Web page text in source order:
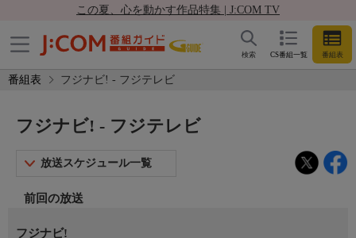
この夏、心を動かす作品特集 | J:COM TV
CS番組一覧 番組表
検索
番組表 フジナビ! - フジテレビ
フジナビ! - フジテレビ
放送スケジュール一覧
前回の放送
フジナビ!